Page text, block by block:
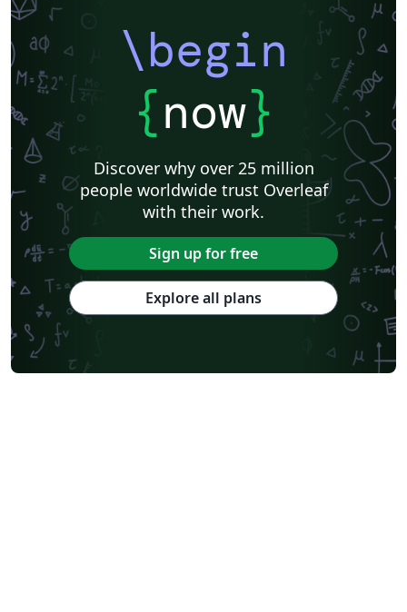
\begin
{now}
Discover why over 25 million
people worldwide trust Overleaf
with their work.
Sign up for free
Explore all plans